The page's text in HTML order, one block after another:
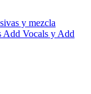
y mezcla
Add Vocals y Add